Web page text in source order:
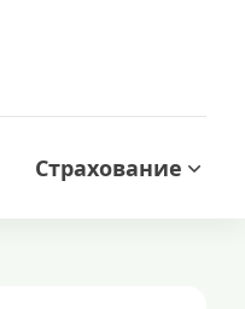
Страхование